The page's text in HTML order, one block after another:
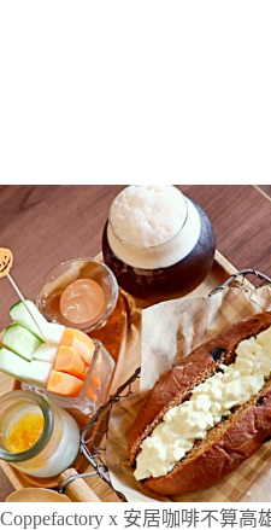
Coppefactory x 安居咖啡不算高